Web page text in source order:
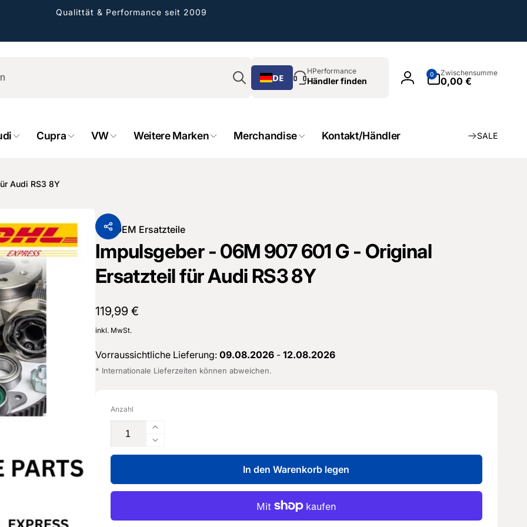
Qualittät & Performance seit 2009
Suchen
DE
HPerformance
Händler finden Einloggen
0
Artikel
Zwischensumme
0,00 €
Cupra VW Weitere Marken Merchandise Kontakt/Händler SALE
Audi RS3 8Y
VonOEM Ersatzteile
Impulsgeber - 06M 907 601 G - Original
Ersatzteil für Audi RS3 8Y
Normaler
Preis
119,99 €
inkl. MwSt.
Vorraussichtliche Lieferung: 09.08.2026- 12.08.2026
* Internationale Lieferzeiten können abweichen.
Anzahl
Erhöhe
die
Menge
Impulsgeber
-
907
Verringere
die
für
Impulsgeber
06M
In den Warenkorb legen
GmbH